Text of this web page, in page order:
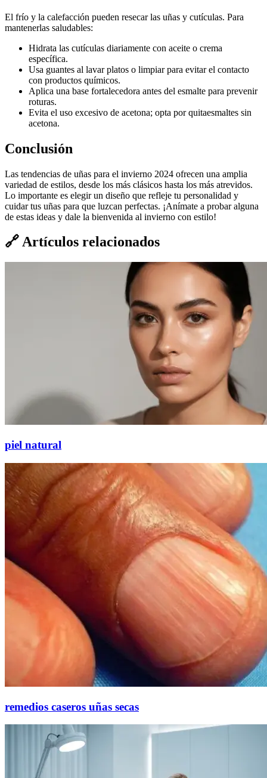
El frío y la calefacción pueden resecar las uñas y cutículas. Para
mantenerlas saludables:
Hidrata las cutículas diariamente con aceite o crema
específica.
Usa guantes al lavar platos o limpiar para evitar el contacto
con productos químicos.
Aplica una base fortalecedora antes del esmalte para prevenir
roturas.
Evita el uso excesivo de acetona; opta por quitaesmaltes sin
acetona.
Conclusión
Las tendencias de uñas para el invierno 2024 ofrecen una amplia
variedad de estilos, desde los más clásicos hasta los más atrevidos.
Lo importante es elegir un diseño que refleje tu personalidad y
cuidar tus uñas para que luzcan perfectas. ¡Anímate a probar alguna
de estas ideas y dale la bienvenida al invierno con estilo!
🔗Artículos relacionados
piel natural
remedios caseros uñas secas